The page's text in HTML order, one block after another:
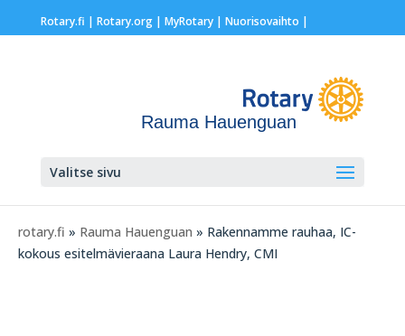
Rotary.fi | Rotary.org| MyRotary | Nuorisovaihto |
Rauma Hauenguan
Valitse sivu
rotary.fi » Rauma Hauenguan » Rakennamme rauhaa, IC-
kokous esitelmävieraana Laura Hendry, CMI